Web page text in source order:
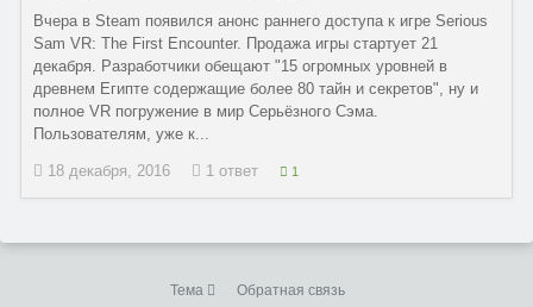
Вчера в Steam появился анонс раннего доступа к игре Serious
Sam VR: The First Encounter. Продажа игры стартует 21
декабря. Разработчики обещают "15 огромных уровней в
древнем Египте содержащие более 80 тайн и секретов", ну и
полное VR погружение в мир Серьёзного Сэма.
Пользователям, уже к...
18 декабря, 2016 1 ответ 1
Тема Обратная связь